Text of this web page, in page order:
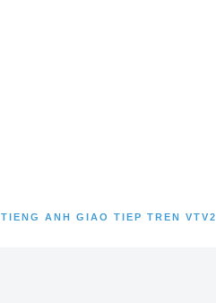
TIENG ANH GIAO TIEP TREN VTV2